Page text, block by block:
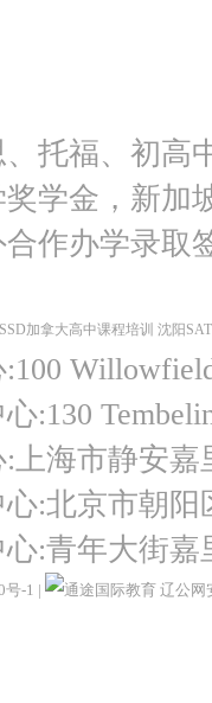
托福、初高
学金，新加
作办学录取
加拿大高中课程培训 沈阳
:130
上海市静安嘉
:北京市朝
:青年大街
号-1 | 辽公网